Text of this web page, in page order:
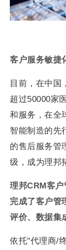
客户服务敏捷
目前，在中国
超过50000家
和服务，在全
智能制造的先
的售后服务管
级，成为理邦
理邦CRM客户
完成了客户管
评价、数据集
依托"代理商/